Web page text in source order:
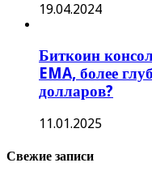
19.04.2024
Биткоин
EMA, более
долларов?
11.01.2025
Свежие записи